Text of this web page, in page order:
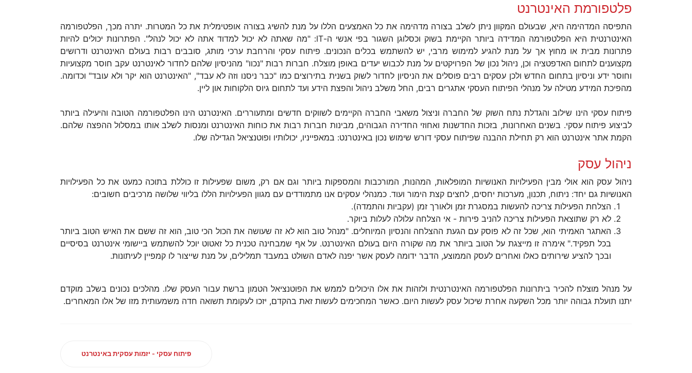
פלטפורמת האינטרנט
התפיסה המדהימה היא, שבעולם המקוון ניתן לשלב בצורה מדהימה את כל האמצעים הללו על מנת להשיג בצורה אופטימלית את כל המטרות. יתרה מכך, הפלטפורמה
האינטרנטית היא הפלטפורמה המדידה ביותר הקיימת בשוק וכסלוגן השגור בפי אנשי ה-IT: "מה שאתה לא יכול למדוד אתה לא יכול לנהל". הפתרונות יכולים להיות
פתרונות מבית או מחוץ אך על מנת להגיע למימוש מרבי, יש להשתמש בכלים הנכונים. פיתוח עסקי והרחבת ערכי מותג, סובבים רבות בעולם האינטרנט ודרושים
מקצוענים לתחום האדפטציה וכן, ניהול נכון של הפרויקטים על מנת לכבוש יעדים באופן מוצלח. חברות רבות "נכוו" מהניסיון שלהם לחדור לאינטרנט עקב חוסר מקצועיות
וחוסר ידע וניסיון בתחום החדש ולכן עסקים רבים פוסלים את הניסיון לחדור לשוק בשנית בתירוצים כמו "כבר ניסנו וזה לא עבד", "האינטרנט הוא יקר ולא עובד" וכדומה.
מהפיכת המידע מטילה על מנהלי הפיתוח העסקי אתגרים רבים, החל משלב ניהול והפצת הידע ועד לתחום גיוס הלקוחות און ליין.
פיתוח עסקי הינו שילוב והגדלת נתח השוק של החברה וניצול משאבי החברה הקיימים לשווקים חדשים ומתעוררים. האינטרנט הינו הפלטפורמה הטובה והיעילה ביותר
לביצוע פיתוח עסקי. בשנים האחרונות, בזכות החדשנות ואחוזי החדירה הגבוהים, מבינות חברות רבות את כוחות האינטרנט ומנסות לשלב אותו במסלול ההפצה שלהם.
הקמת אתר אינטרנט הוא רק תחילת ההבנה שפיתוח עסקי דורש שימוש נכון באינטרנט: במאפייניו, יכולותיו ופוטנציאל הגדילה שלו.
ניהול עסק
ניהול עסק הוא אולי מבין הפעילויות האנושיות המופלאות, המהנות, המורכבות והמספקות ביותר וגם אם רק, משום שפעילות זו כוללת בתוכה כמעט את כל הפעילויות
האנושיות גם יחד: ניתוח, תכנון, מערכות יחסים, לחצים קצת הימור ועוד. כמנהלי עסקים אנו מתמודדים עם מגוון הפעילויות הללו בליווי שלושה מרכיבים חשובים:
הצלחת הפעילות צריכה להעשות במסגרת זמן ולאורך זמן (עקביות והתמדה).
לא רק שתוצאת הפעילות צריכה להניב פירות - אי הצלחה עלולה לעלות ביוקר.
האתגר האמיתי הוא, שכל זה לא פוסק עם הגעת ההצלחה והנסיון המיוחלים. "מנהל טוב הוא לא זה שעושה את הכול הכי טוב, הוא זה ששם את האיש הטוב ביותר
בכל תפקיד." אימרה זו מייצגת על הטוב ביותר את מה שקורה היום בעולם האינטרנט. על אף שמבחינה טכנית כל זאטוט יוכל להשתמש ביישומי אינטרנט בסיסיים
ובכך להציע שירותים כאלו ואחרים לעסק הממוצע, הדבר ידומה לעסק אשר יפנה לאדם השולט במעבד תמלילים, על מנת שייצור לו קמפיין לעיתונות.
על מנהל מוצלח להכיר ביתרונות הפלטפורמה האינטרנטית ולזהות את אלו היכולים לממש את הפוטנציאל הטמון ברשת עבור העסק שלו. מהלכים נכונים בשלב מוקדם
יתנו תועלת גבוהה יותר מכל השקעה אחרת שיכול עסק לעשות היום. כאשר המחכימים לעשות זאת בהקדם, יזכו לעקומת תשואה חדה משמעותית מזו של אלו המאחרים.
פיתוח עסקי - יזמות עסקית באינטרנט